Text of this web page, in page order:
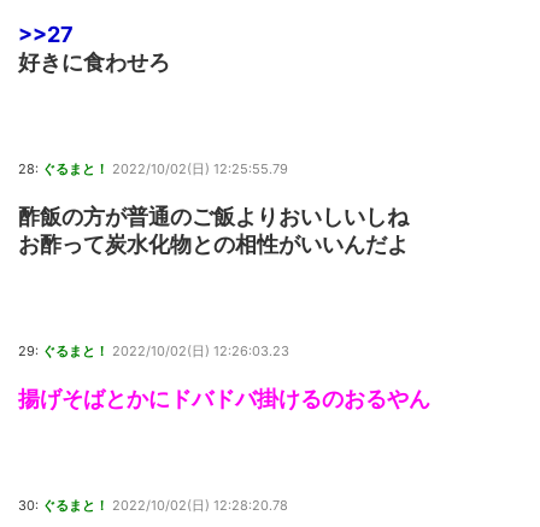
>>27
好きに食わせろ
28: ぐるまと！ 2022/10/02(日) 12:25:55.79
酢飯の方が普通のご飯よりおいしいしね
お酢って炭水化物との相性がいいんだよ
29: ぐるまと！ 2022/10/02(日) 12:26:03.23
揚げそばとかにドバドバ掛けるのおるやん
30: ぐるまと！ 2022/10/02(日) 12:28:20.78